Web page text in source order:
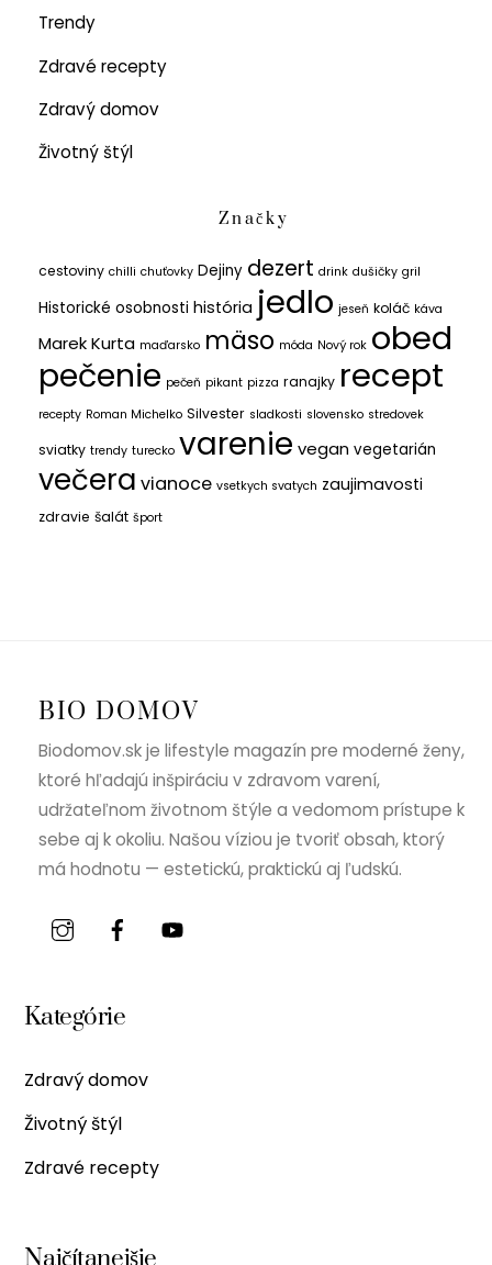
Trendy
Zdravé recepty
Zdravý domov
Životný štýl
Značky
cestoviny chilli chuťovky Dejiny dezert drink dušičky gril
Historické osobnosti história jedlo jeseň koláč káva
Marek Kurta maďarsko mäso móda Nový rok obed
pečenie pečeň pikant pizza ranajky recept
recepty Roman Michelko Silvester sladkosti slovensko stredovek
sviatky trendy turecko varenie vegan vegetarián
večera vianoce vsetkych svatych zaujimavosti
zdravie šalát šport
BIO DOMOV
Biodomov.sk je lifestyle magazín pre moderné ženy,
ktoré hľadajú inšpiráciu v zdravom varení,
udržateľnom životnom štýle a vedomom prístupe k
sebe aj k okoliu. Našou víziou je tvoriť obsah, ktorý
má hodnotu — estetickú, praktickú aj ľudskú.
Kategórie
Zdravý domov
Životný štýl
Zdravé recepty